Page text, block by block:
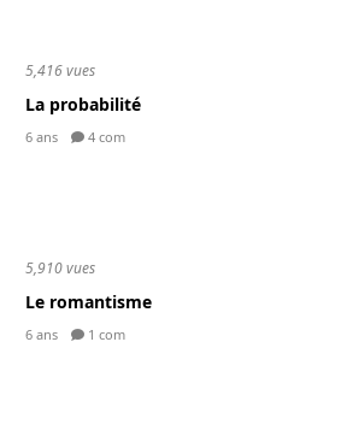
5,416 vues
La probabilité
6 ans 4 com
5,910 vues
Le romantisme
6 ans 1 com